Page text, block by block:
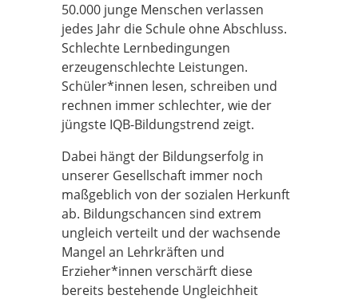
50.000 junge Menschen verlassen
jedes Jahr die Schule ohne Abschluss.
Schlechte Lernbedingungen
erzeugenschlechte Leistungen.
Schüler*innen lesen, schreiben und
rechnen immer schlechter, wie der
jüngste IQB-Bildungstrend zeigt.
Dabei hängt der Bildungserfolg in
unserer Gesellschaft immer noch
maßgeblich von der sozialen Herkunft
ab. Bildungschancen sind extrem
ungleich verteilt und der wachsende
Mangel an Lehrkräften und
Erzieher*innen verschärft diese
bereits bestehende Ungleichheit